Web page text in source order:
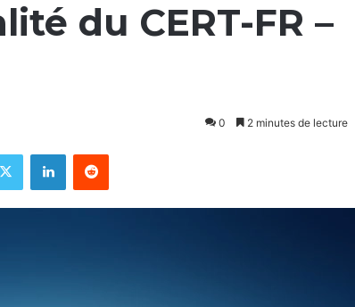
du CERT-FR –
0 2 minutes de lecture
X LinkedinReddit